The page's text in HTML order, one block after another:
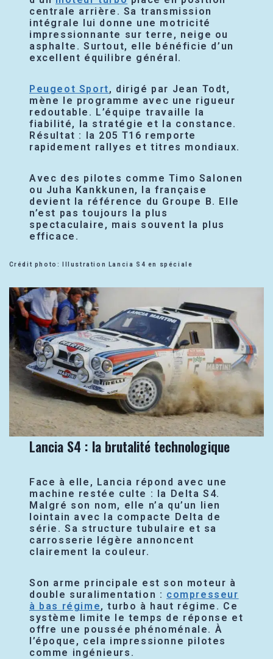
centrale arrière. Sa transmission
intégrale lui donne une motricité
impressionnante sur terre, neige ou
asphalte. Surtout, elle bénéficie d’un
excellent équilibre général.
Peugeot Sport, dirigé par Jean Todt,
mène le programme avec une rigueur
redoutable. L’équipe travaille la
fiabilité, la stratégie et la constance.
Résultat : la 205 T16 remporte
rapidement rallyes et titres mondiaux.
Avec des pilotes comme Timo Salonen
ou Juha Kankkunen, la française
devient la référence du Groupe B. Elle
n’est pas toujours la plus
spectaculaire, mais souvent la plus
efficace.
Crédit photo: Illustration Lancia S4 en spéciale
Lancia S4 : la brutalité technologique
Face à elle, Lancia répond avec une
machine restée culte : la Delta S4.
Malgré son nom, elle n’a qu’un lien
lointain avec la compacte Delta de
série. Sa structure tubulaire et sa
carrosserie légère annoncent
clairement la couleur.
Son arme principale est son moteur à
double suralimentation : compresseur
à bas régime, turbo à haut régime. Ce
système limite le temps de réponse et
offre une poussée phénoménale. À
l’époque, cela impressionne pilotes
comme ingénieurs.